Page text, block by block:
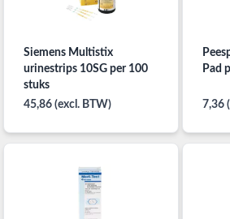
Siemens Multistix
urinestrips 10SG per 100
stuks
45,86 (excl. BTW)
Pad
7,36